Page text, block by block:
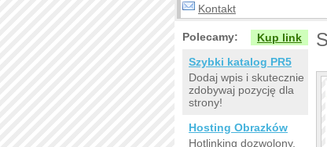
Kontakt
Polecamy:
Kup link
Szybki katalog PR5
Dodaj wpis i skutecznie
zdobywaj pozycję dla
strony!
Hosting Obrazków
Hotlinking dozwolony,